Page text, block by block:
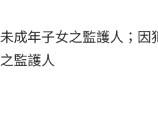
成年子女之監護人；因
監護人